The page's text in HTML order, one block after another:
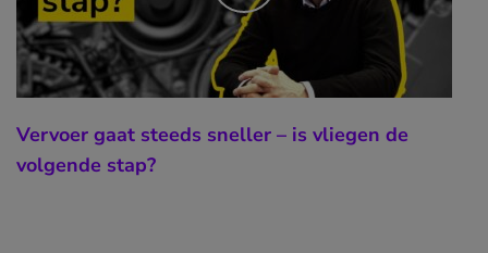
Vervoer gaat steeds sneller – is vliegen de
volgende stap?